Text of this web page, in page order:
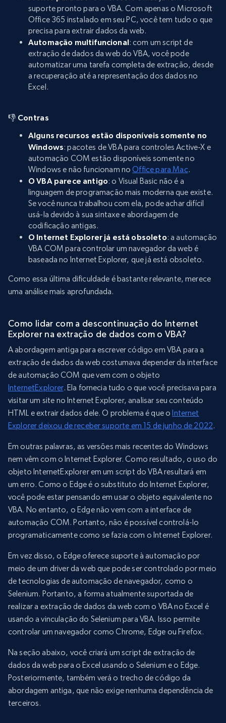
suporte pronto para o VBA. Com apenas o Microsoft
Office 365 instalado em seu PC, você tem tudo o que
precisa para extrair dados da web.
Automação multifuncional: com um script de
extração de dados da web do VBA, você pode
automatizar uma tarefa completa de extração, desde
a recuperação até a representação dos dados no
Excel.
👎 Contras
Alguns recursos estão disponíveis somente no
Windows: pacotes de VBA para controles Active-X e
automação COM estão disponíveis somente no
Windows e não funcionam noOffice para Mac.
O VBA parece antigo: o Visual Basic não é a
linguagem de programação mais moderna que existe.
Se você nunca trabalhou com ela, pode achar difícil
usá-la devido à sua sintaxe e abordagem de
codificação antigas.
O Internet Explorer já está obsoleto: a automação
VBA COM para controlar um navegador da web é
baseada no Internet Explorer, que já está obsoleto.
Como essa última dificuldade é bastante relevante, merece
uma análise mais aprofundada.
Como lidar com a descontinuação do Internet
Explorer na extração de dados com o VBA?
A abordagem antiga para escrever código em VBA para a
extração de dados da web costumava depender da interface
de automação COM que vem com o objeto
InternetExplorer. Ela fornecia tudo o que você precisava para
visitar um site no Internet Explorer, analisar seu conteúdo
HTML e extrair dados dele. O problema é que o Internet
Explorer deixou de receber suporte em 15 de junho de 2022.
Em outras palavras, as versões mais recentes do Windows
nem vêm com o Internet Explorer. Como resultado, o uso do
objeto InternetExplorer em um script do VBA resultará em
um erro. Como o Edge é o substituto do Internet Explorer,
você pode estar pensando em usar o objeto equivalente no
VBA. No entanto, o Edge não vem com a interface de
automação COM. Portanto, não é possível controlá-lo
programaticamente como se fazia com o Internet Explorer.
Em vez disso, o Edge oferece suporte à automação por
meio de um driver da web que pode ser controlado por meio
de tecnologias de automação de navegador, como o
Selenium. Portanto, a forma atualmente suportada de
realizar a extração de dados da web com o VBA no Excel é
usando a vinculação do Selenium para VBA. Isso permite
controlar um navegador como Chrome, Edge ou Firefox.
Na seção abaixo, você criará um script de extração de
dados da web para o Excel usando o Selenium e o Edge.
Posteriormente, também verá o trecho de código da
abordagem antiga, que não exige nenhuma dependência de
terceiros.